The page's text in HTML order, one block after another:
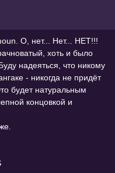
О, нет... Нет... НЕТ!!!
хоть и было
надеяться, что никому
- никогда не придёт
будет натуральным
концовкой и